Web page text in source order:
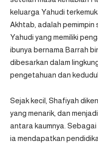
keluarga Yahudi
Akhtab, adalah pemimpin
Yahudi yang memiliki
ibunya bernama Barrah
dibesarkan dalam
pengetahuan dan
Sejak kecil, Shafiyah
yang menarik, dan
antara kaumnya. Sebagai
ia mendapatkan